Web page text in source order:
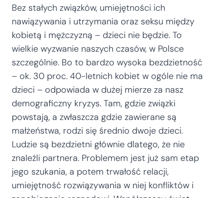
Bez stałych związków, umiejętności ich
nawiązywania i utrzymania oraz seksu między
kobietą i mężczyzną – dzieci nie będzie. To
wielkie wyzwanie naszych czasów, w Polsce
szczególnie. Bo to bardzo wysoka bezdzietność
– ok. 30 proc. 40-letnich kobiet w ogóle nie ma
dzieci – odpowiada w dużej mierze za nasz
demograficzny kryzys. Tam, gdzie związki
powstają, a zwłaszcza gdzie zawierane są
małżeństwa, rodzi się średnio dwoje dzieci.
Ludzie są bezdzietni głównie dlatego, że nie
znaleźli partnera. Problemem jest już sam etap
jego szukania, a potem trwałość relacji,
umiejętność rozwiązywania w niej konfliktów i